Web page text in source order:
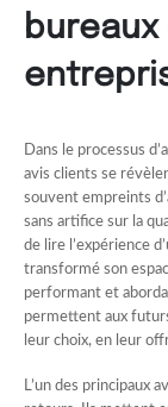
bureaux
Dans le processus
avis clients se
souvent empreints
sans artifice sur la
de lire l’expérience
transformé son
performant et
permettent aux
leur choix, en leur
L’un des principaux